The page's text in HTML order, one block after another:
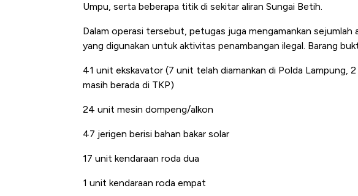
Umpu, serta beberapa titik di sekitar aliran Sungai Betih.
Dalam operasi tersebut, petugas juga mengamankan
yang digunakan untuk aktivitas penambangan ilegal. Barang
41 unit ekskavator (7 unit telah diamankan di Polda Lampung,
masih berada di TKP)
24 unit mesin dompeng/alkon
47 jerigen berisi bahan bakar solar
17 unit kendaraan roda dua
1 unit kendaraan roda empat